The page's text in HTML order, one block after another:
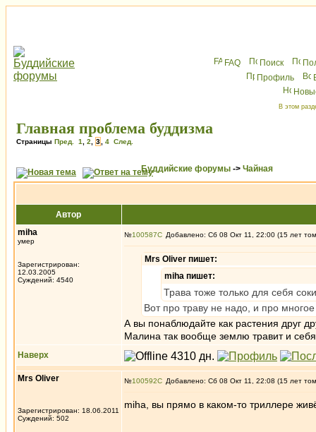
FAQ Поиск
Профиль
В этом
Главная проблема буддизма
Страницы Пред. 1 2 3 4 След.
Буддийские форумы -> Чайная
Автор
miha
умер
Зарегистрирован:
12.03.2005
Суждений: 4540
№100587 Добавлено: Сб 08 Окт 11, 22:00 (15 лет
Mrs Oliver пишет:
miha пишет:
Трава тоже только для себя
Вот про траву не надо, и про
А вы понаблюдайте как растения друг
Малина так вообще землю травит и
Наверх
Mrs Oliver
Зарегистрирован: 18.06.2011
Суждений: 502
№100592 Добавлено: Сб 08 Окт 11, 22:08 (15 лет
miha, вы прямо в каком-то триллере